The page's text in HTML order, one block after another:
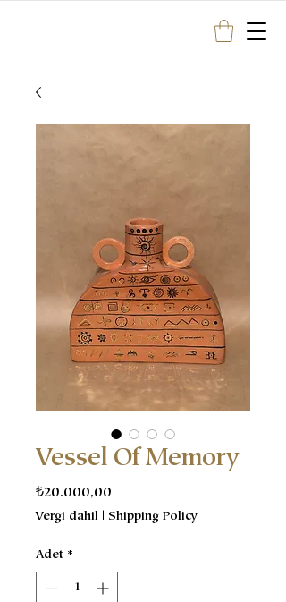
Vessel Of Memory
₺20.000,00
Vergi dahil | Shipping Policy
Adet *